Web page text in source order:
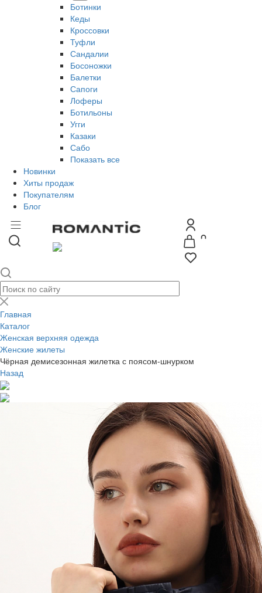
Ботинки
Кеды
Кроссовки
Туфли
Сандалии
Босоножки
Балетки
Сапоги
Лоферы
Ботильоны
Угги
Казаки
Сабо
Показать все
Новинки
Хиты продаж
Покупателям
Блог
Главная
Каталог
Женская верхняя одежда
Женские жилеты
Чёрная демисезонная жилетка с поясом-шнурком
Назад